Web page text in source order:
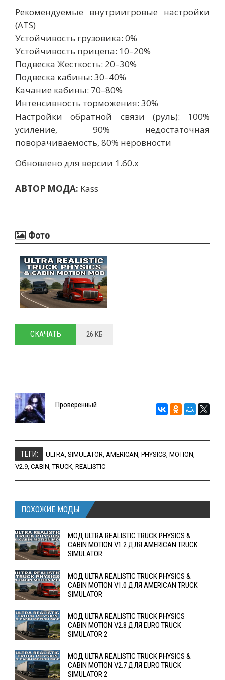
Рекомендуемые внутриигровые настройки
(ATS)
Устойчивость грузовика: 0%
Устойчивость прицепа: 10–20%
Подвеска Жесткость: 20–30%
Подвеска кабины: 30–40%
Качание кабины: 70–80%
Интенсивность торможения: 30%
Настройки обратной связи (руль): 100%
усиление, 90% недостаточная
поворачиваемость, 80% неровности
Обновлено для версии 1.60.x
АВТОР МОДА: Kass
Фото
СКАЧАТЬ 26 КБ
Проверенный
ТЕГИ: ULTRA, SIMULATOR, AMERICAN, PHYSICS, MOTION,
V2.9, CABIN,TRUCK, REALISTIC
ПОХОЖИЕ МОДЫ
МОД ULTRA REALISTIC TRUCK PHYSICS &
CABIN MOTION V1.2 ДЛЯ AMERICAN TRUCK
SIMULATOR
МОД ULTRA REALISTIC TRUCK PHYSICS &
CABIN MOTION V1.0 ДЛЯ AMERICAN TRUCK
SIMULATOR
МОД ULTRA REALISTIC TRUCK PHYSICS
CABIN MOTION V2.8 ДЛЯ EURO TRUCK
SIMULATOR 2
МОД ULTRA REALISTIC TRUCK PHYSICS &
CABIN MOTION V2.7 ДЛЯ EURO TRUCK
SIMULATOR 2